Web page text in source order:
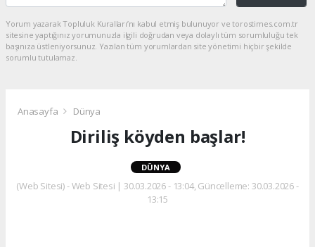
Yorum yazarak Topluluk Kuralları’nı kabul etmiş bulunuyor ve torostimes.com.tr
sitesine yaptığınız yorumunuzla ilgili doğrudan veya dolaylı tüm sorumluluğu tek
başınıza üstleniyorsunuz. Yazılan tüm yorumlardan site yönetimi hiçbir şekilde
sorumlu tutulamaz.
Anasayfa Dünya
Diriliş köyden başlar!
DÜNYA
(Web Sitesi) - Web Sitesi | 30.03.2026 - 13:04, Güncelleme: 30.03.2026 -
13:15